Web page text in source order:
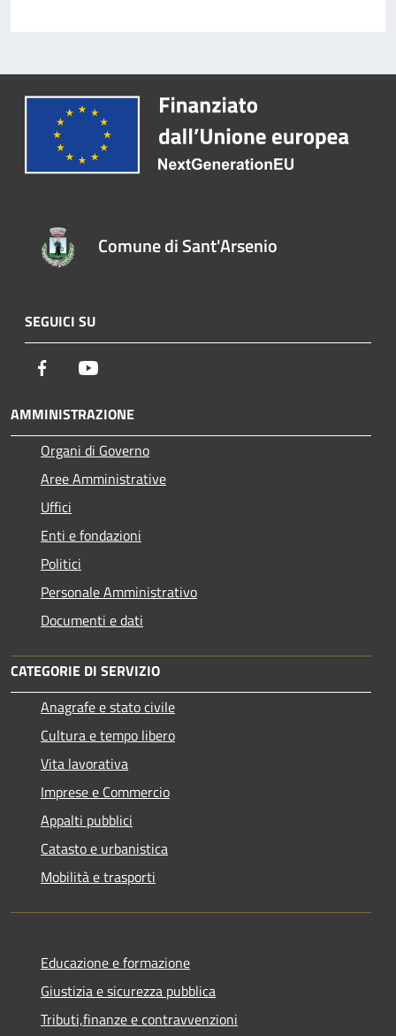
Comune di Sant'Arsenio
SEGUICI SU
Facebook
AMMINISTRAZIONE
Organi di Governo
Aree Amministrative
Uffici
Enti e fondazioni
Politici
Personale Amministrativo
Documenti e dati
CATEGORIE DI SERVIZIO
Anagrafe e stato civile
Cultura e tempo libero
Vita lavorativa
Imprese e Commercio
Appalti pubblici
Catasto e urbanistica
Mobilità e trasporti
Educazione e formazione
Giustizia e sicurezza pubblica
Tributi,finanze e contravvenzioni